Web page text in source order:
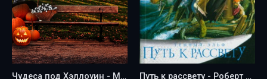
Чудеса под Хэллоуин - Мелисса Раф Путь к рассвету - Роберт Энтони Сальваторе